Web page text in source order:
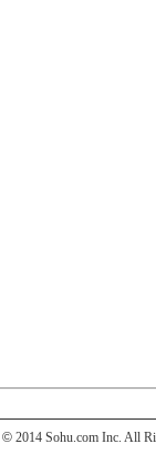
© 2014 Sohu.com Inc. All